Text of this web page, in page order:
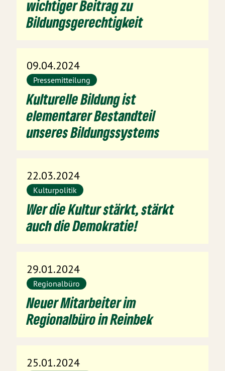
wichtiger Beitrag zu
Bildungsgerechtigkeit
09.04.2024
Pressemitteilung
Kulturelle Bildung ist
elementarer Bestandteil
unseres Bildungssystems
22.03.2024
Kulturpolitik
Wer die Kultur stärkt, stärkt
auch die Demokratie!
29.01.2024
Regionalbüro
Neuer Mitarbeiter im
Regionalbüro in Reinbek
25.01.2024